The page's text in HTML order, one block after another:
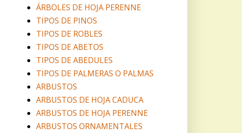
ÁRBOLES DE HOJA PERENNE
TIPOS DE PINOS
TIPOS DE ROBLES
TIPOS DE ABETOS
TIPOS DE ABEDULES
TIPOS DE PALMERAS O PALMAS
ARBUSTOS
ARBUSTOS DE HOJA CADUCA
ARBUSTOS DE HOJA PERENNE
ARBUSTOS ORNAMENTALES